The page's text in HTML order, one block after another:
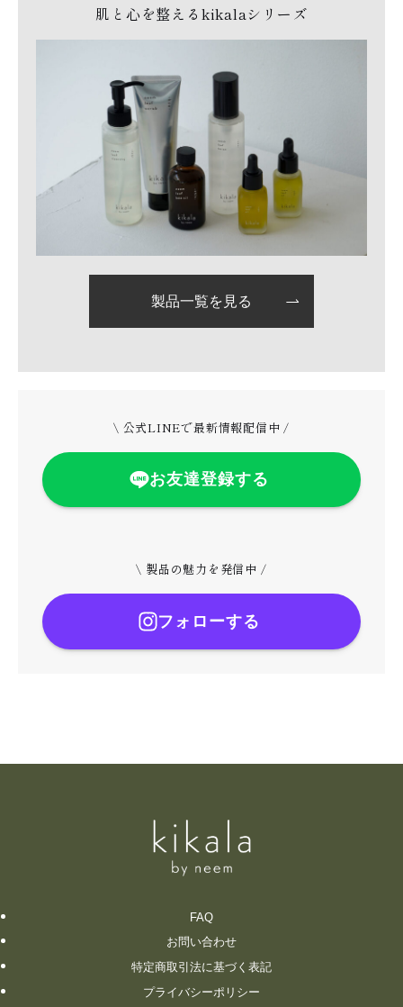
肌と心を整えるkikalaシリーズ
製品一覧を見る
\ 公式LINEで最新情報配信中 /
お友達登録する
\ 製品の魅力を発信中 /
フォローする
FAQ
お問い合わせ
特定商取引法に基づく表記
プライバシーポリシー